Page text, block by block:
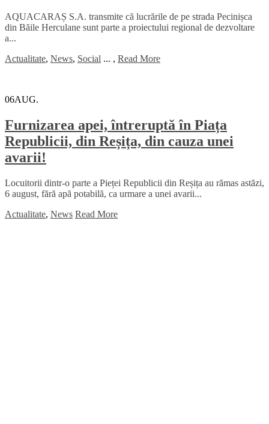
AQUACARAȘ S.A. transmite că lucrările de pe strada Pecinișca
din Băile Herculane sunt parte a proiectului regional de dezvoltare
a...
Actualitate, News, Social ... , Read More
06AUG.
Furnizarea apei, întreruptă în Piața
Republicii, din Reșița, din cauza unei
avarii!
Locuitorii dintr-o parte a Pieței Republicii din Reșița au rămas astăzi,
6 august, fără apă potabilă, ca urmare a unei avarii...
Actualitate, News Read More